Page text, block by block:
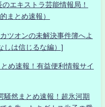
エキストラ芸能情報局！
まとめ速報）
ツオンの未解決事件簿へよ
しは信じるな編）]
速報！有益便利情報サイ
騒然まとめ速報！超氷河期